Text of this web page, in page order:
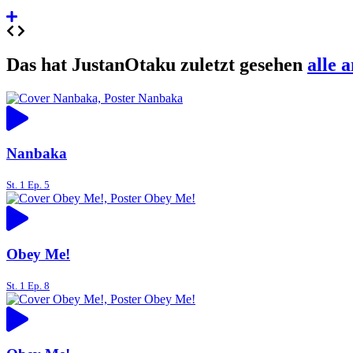
Das hat JustanOtaku zuletzt gesehen alle
Nanbaka
St. 1 Ep. 5
Obey Me!
St. 1 Ep. 8